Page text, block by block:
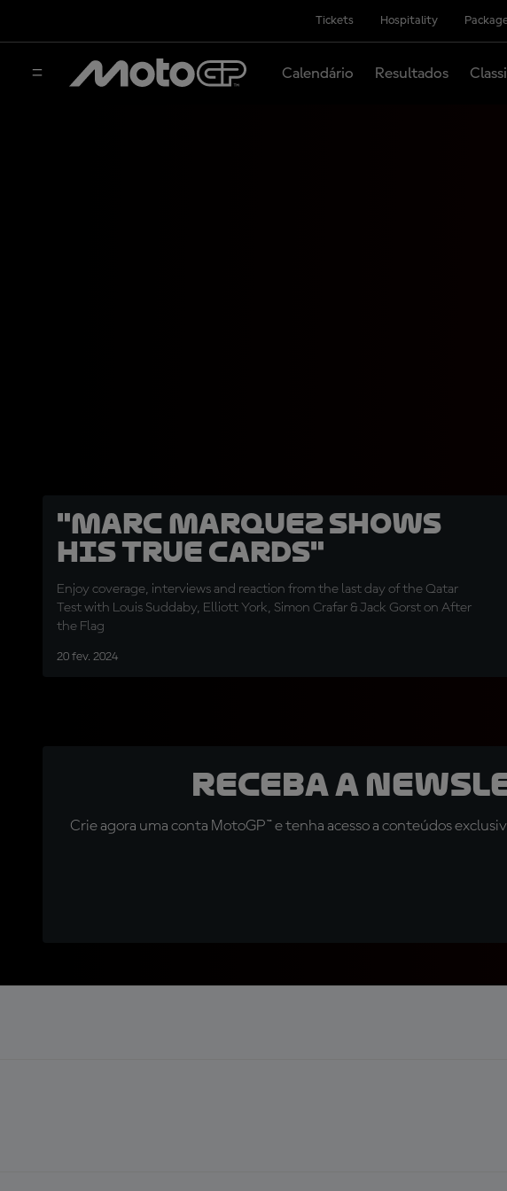
Tickets Hospitality
Calendário Resultados
"Marc Marquez shows
his true cards"
Enjoy coverage, interviews and reaction from the last day of the Qatar
Test with Louis Suddaby, Elliott York, Simon Crafar & Jack Gorst on After
the Flag
20 fev. 2024
Receba a
Crie agora uma conta MotoGP™ e tenha acesso a conteúdos